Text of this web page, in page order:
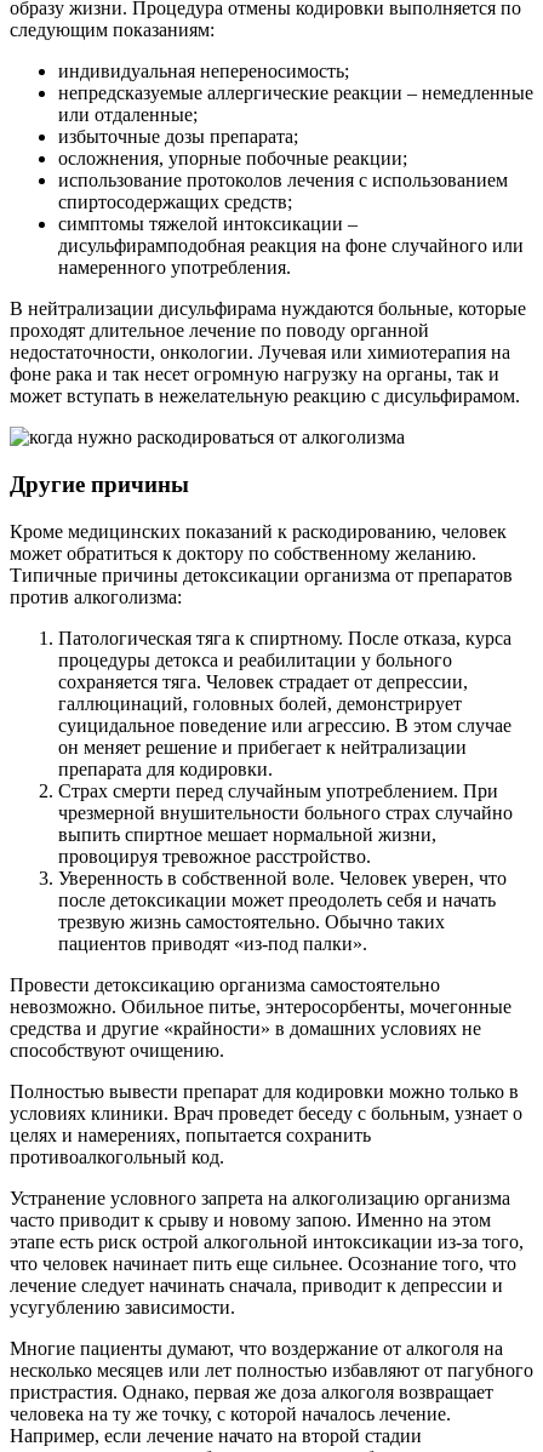
образу жизни. Процедура отмены кодировки выполняется по
следующим показаниям:
индивидуальная непереносимость;
непредсказуемые аллергические реакции – немедленные
или отдаленные;
избыточные дозы препарата;
осложнения, упорные побочные реакции;
использование протоколов лечения с использованием
спиртосодержащих средств;
симптомы тяжелой интоксикации –
дисульфирамподобная реакция на фоне случайного или
намеренного употребления.
В нейтрализации дисульфирама нуждаются больные, которые
проходят длительное лечение по поводу органной
недостаточности, онкологии. Лучевая или химиотерапия на
фоне рака и так несет огромную нагрузку на органы, так и
может вступать в нежелательную реакцию с дисульфирамом.
Другие причины
Кроме медицинских показаний к раскодированию, человек
может обратиться к доктору по собственному желанию.
Типичные причины детоксикации организма от препаратов
против алкоголизма:
Патологическая тяга к спиртному. После отказа, курса
процедуры детокса и реабилитации у больного
сохраняется тяга. Человек страдает от депрессии,
галлюцинаций, головных болей, демонстрирует
суицидальное поведение или агрессию. В этом случае
он меняет решение и прибегает к нейтрализации
препарата для кодировки.
Страх смерти перед случайным употреблением. При
чрезмерной внушительности больного страх случайно
выпить спиртное мешает нормальной жизни,
провоцируя тревожное расстройство.
Уверенность в собственной воле. Человек уверен, что
после детоксикации может преодолеть себя и начать
трезвую жизнь самостоятельно. Обычно таких
пациентов приводят «из-под палки».
Провести детоксикацию организма самостоятельно
невозможно. Обильное питье, энтеросорбенты, мочегонные
средства и другие «крайности» в домашних условиях не
способствуют очищению.
Полностью вывести препарат для кодировки можно только в
условиях клиники. Врач проведет беседу с больным, узнает о
целях и намерениях, попытается сохранить
противоалкогольный код.
Устранение условного запрета на алкоголизацию организма
часто приводит к срыву и новому запою. Именно на этом
этапе есть риск острой алкогольной интоксикации из-за того,
что человек начинает пить еще сильнее. Осознание того, что
лечение следует начинать сначала, приводит к депрессии и
усугублению зависимости.
Многие пациенты думают, что воздержание от алкоголя на
несколько месяцев или лет полностью избавляют от пагубного
пристрастия. Однако, первая же доза алкоголя возвращает
человека на ту же точку, с которой началось лечение.
Например, если лечение начато на второй стадии